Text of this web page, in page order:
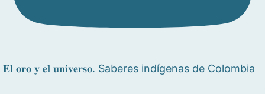
𝐄𝐥 𝐨𝐫𝐨 𝐲 𝐞𝐥 𝐮𝐧𝐢𝐯𝐞𝐫𝐬𝐨. Saberes indígenas de Colombia